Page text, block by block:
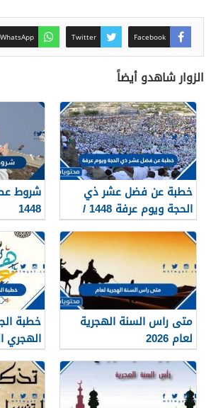
Facebook
Twitter
WhatsApp
الزوار شاهدو أيضاً
خطبة عن فضل عشر ذي
الحجة ويوم عرفة 1448 /
2026
شروط
1448
متى راس السنة الهجرية
لعام 2026
خطبة
الهجري